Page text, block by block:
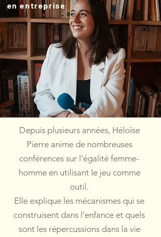
en entreprise
Depuis plusieurs années, Héloïse
Pierre anime de nombreuses
conférences sur l'égalité femme-
homme en utilisant le jeu comme
outil.
Elle explique les mécanismes qui se
construisent dans l'enfance et quels
sont les répercussions dans la vie